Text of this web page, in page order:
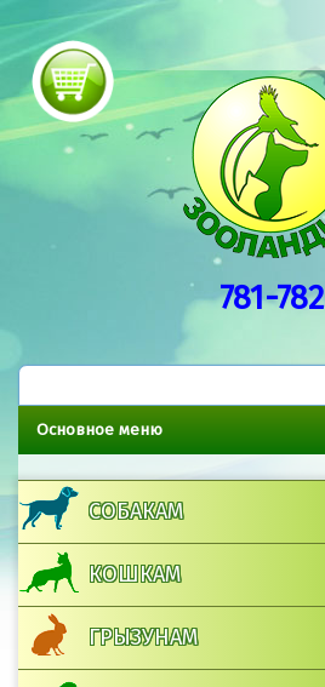
781-782
Основное меню
СОБАКАМ
КОШКАМ
ГРЫЗУНАМ